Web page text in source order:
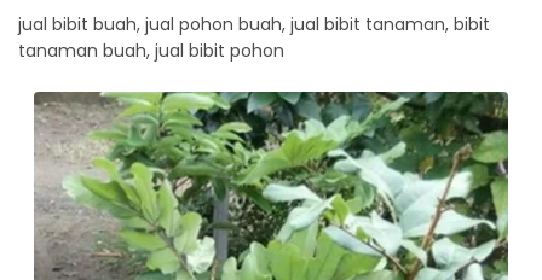
jual bibit buah, jual pohon buah, jual bibit tanaman, bibit
tanaman buah, jual bibit pohon